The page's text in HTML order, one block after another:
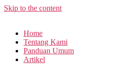
Skip to the content
Home
Tentang Kami
Panduan Umum
Artikel